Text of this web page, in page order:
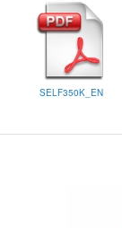
SELF350K_EN